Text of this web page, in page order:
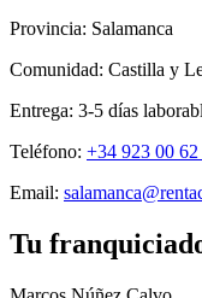
Provincia: Salamanca
Comunidad: Castilla y
Entrega: 3-5 días
Teléfono: +34 923 00 62
Email:
Tu